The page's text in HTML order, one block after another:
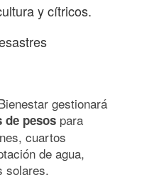
y cítricos.
gestionará
de pesos para
cuartos
de agua,
solares.